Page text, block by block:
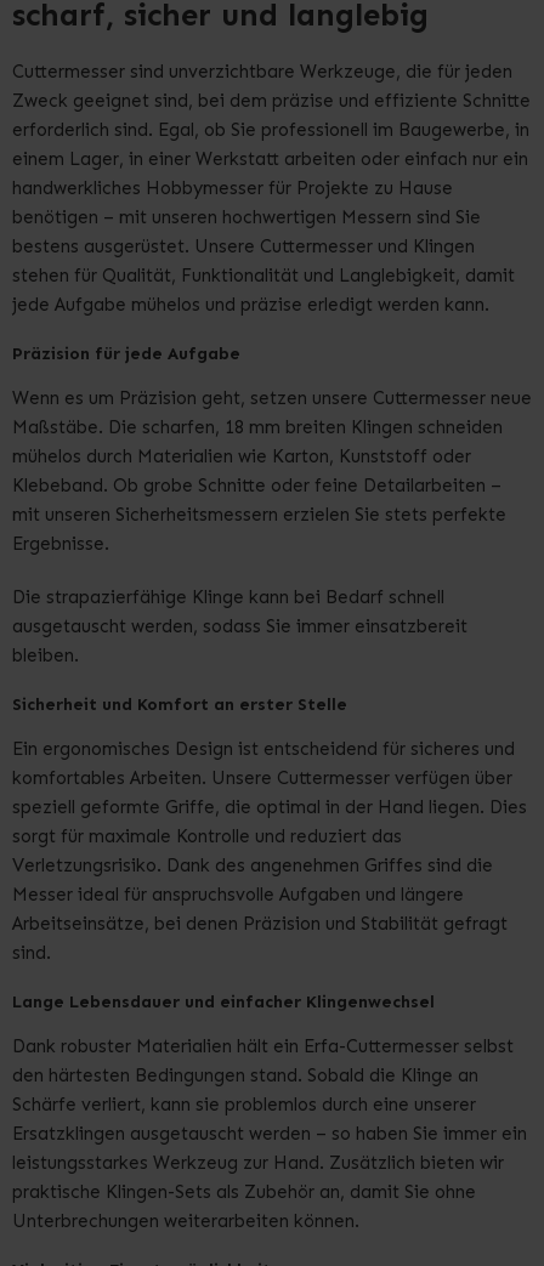
scharf, sicher und langlebig
Cuttermesser sind unverzichtbare Werkzeuge, die für jeden
Zweck geeignet sind, bei dem präzise und effiziente Schnitte
erforderlich sind. Egal, ob Sie professionell im Baugewerbe, in
einem Lager, in einer Werkstatt arbeiten oder einfach nur ein
handwerkliches Hobbymesser für Projekte zu Hause
benötigen – mit unseren hochwertigen Messern sind Sie
bestens ausgerüstet. Unsere Cuttermesser und Klingen
stehen für Qualität, Funktionalität und Langlebigkeit, damit
jede Aufgabe mühelos und präzise erledigt werden kann.
Präzision für jede Aufgabe
Wenn es um Präzision geht, setzen unsere Cuttermesser neue
Maßstäbe. Die scharfen, 18 mm breiten Klingen schneiden
mühelos durch Materialien wie Karton, Kunststoff oder
Klebeband. Ob grobe Schnitte oder feine Detailarbeiten –
mit unseren Sicherheitsmessern erzielen Sie stets perfekte
Ergebnisse.
Die strapazierfähige Klinge kann bei Bedarf schnell
ausgetauscht werden, sodass Sie immer einsatzbereit
bleiben.
Sicherheit und Komfort an erster Stelle
Ein ergonomisches Design ist entscheidend für sicheres und
komfortables Arbeiten. Unsere Cuttermesser verfügen über
speziell geformte Griffe, die optimal in der Hand liegen. Dies
sorgt für maximale Kontrolle und reduziert das
Verletzungsrisiko. Dank des angenehmen Griffes sind die
Messer ideal für anspruchsvolle Aufgaben und längere
Arbeitseinsätze, bei denen Präzision und Stabilität gefragt
sind.
Lange Lebensdauer und einfacher Klingenwechsel
Dank robuster Materialien hält ein Erfa-Cuttermesser selbst
den härtesten Bedingungen stand. Sobald die Klinge an
Schärfe verliert, kann sie problemlos durch eine unserer
Ersatzklingen ausgetauscht werden – so haben Sie immer ein
leistungsstarkes Werkzeug zur Hand. Zusätzlich bieten wir
praktische Klingen-Sets als Zubehör an, damit Sie ohne
Unterbrechungen weiterarbeiten können.